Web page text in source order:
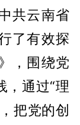
共云南省
了有效探
，围绕党
，通过“理
把党的创